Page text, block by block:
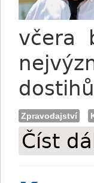
včera
Zpravodajství
Číst dál